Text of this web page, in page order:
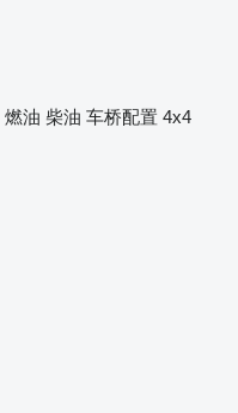
燃油 柴油 车桥配置 4x4